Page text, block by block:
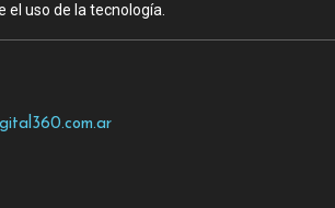
uso de la tecnología.